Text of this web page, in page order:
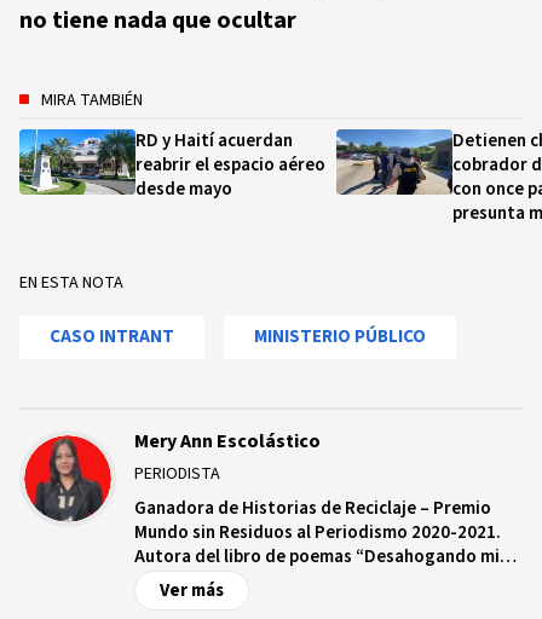
no tiene nada que ocultar
MIRA TAMBIÉN
RD y Haití acuerdan
reabrir el espacio aéreo
desde mayo
Detienen
cobrador
con once
presunta
EN ESTA NOTA
CASO INTRANT MINISTERIO PÚBLICO
Mery Ann Escolástico
PERIODISTA
Ganadora de Historias de Reciclaje – Premio
Mundo sin Residuos al Periodismo 2020-2021.
Autora del libro de poemas “Desahogando mis
deseos”. Periodista, Fotoperiodista,
Corresponsal de Eventos, Abogada y Docente
Ver más